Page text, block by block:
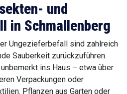
und
in Schmallenberg
Ungezieferbefall sind zahlreich
Sauberkeit zurückzuführen.
ins Haus – etwa über
Verpackungen oder
Pflanzen aus Garten oder